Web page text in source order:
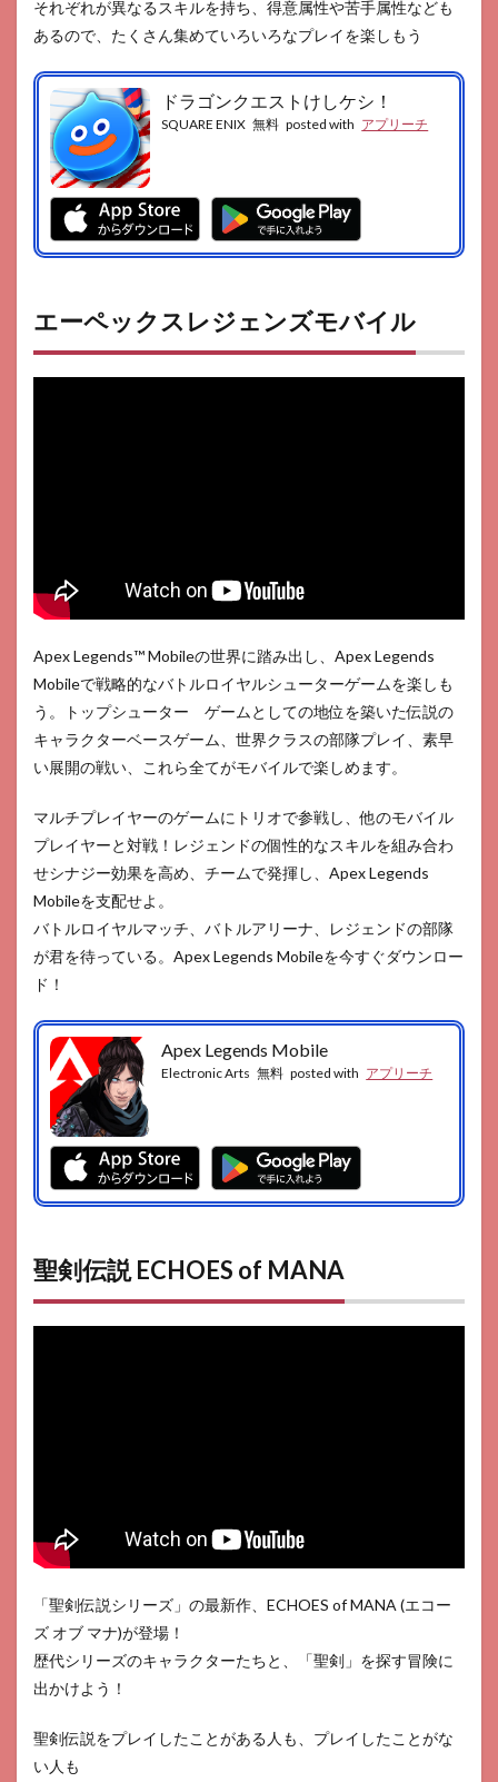
それぞれが異なるスキルを持ち、得意属性や苦手属性なども
あるので、たくさん集めていろいろなプレイを楽しもう
ドラゴンクエストけしケシ！
SQUARE ENIX 無料 posted with アプリーチ
エーペックスレジェンズモバイル
Apex Legends™ Mobileの世界に踏み出し、Apex Legends
Mobileで戦略的なバトルロイヤルシューターゲームを楽しも
う。トップシューター ゲームとしての地位を築いた伝説の
キャラクターベースゲーム、世界クラスの部隊プレイ、素早
い展開の戦い、これら全てがモバイルで楽しめます。
マルチプレイヤーのゲームにトリオで参戦し、他のモバイル
プレイヤーと対戦！レジェンドの個性的なスキルを組み合わ
せシナジー効果を高め、チームで発揮し、Apex Legends
Mobileを支配せよ。
バトルロイヤルマッチ、バトルアリーナ、レジェンドの部隊
が君を待っている。Apex Legends Mobileを今すぐダウンロー
ド！
Apex Legends Mobile
Electronic Arts 無料 posted with アプリーチ
聖剣伝説 ECHOES of MANA
「聖剣伝説シリーズ」の最新作、ECHOES of MANA (エコー
ズ オブ マナ)が登場！
歴代シリーズのキャラクターたちと、「聖剣」を探す冒険に
出かけよう！
聖剣伝説をプレイしたことがある人も、プレイしたことがな
い人も